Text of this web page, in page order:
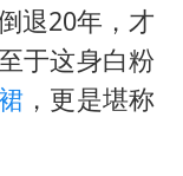
退20年，才
于这身白粉
，更是堪称